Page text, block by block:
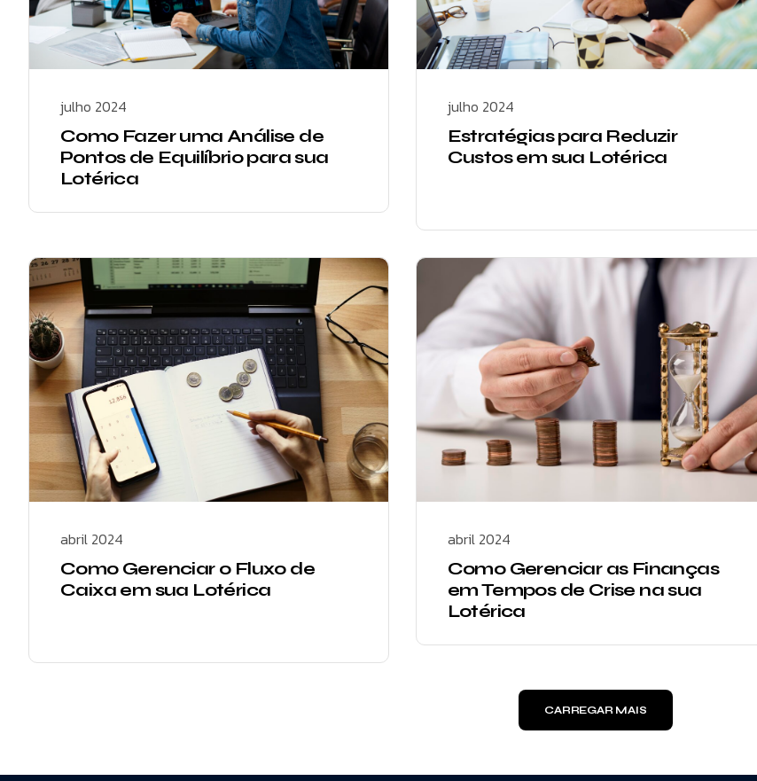
julho 2024
Como Fazer uma Análise de
Pontos de Equilíbrio para sua
Lotérica
julho 2024
Estratégias para Reduzir
Custos em sua Lotérica
abril 2024
Como Gerenciar o Fluxo de
Caixa em sua Lotérica
abril 2024
Como Gerenciar as Finanças
em Tempos de Crise na sua
Lotérica
CARREGAR MAIS